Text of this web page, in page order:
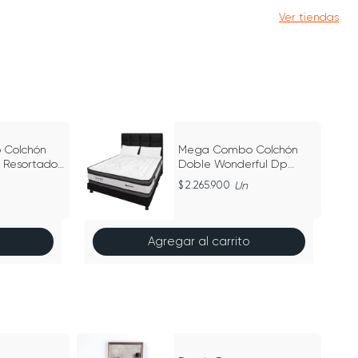
Ver tiendas
Mega Combo Colchón
Doble Wonderful Dp
Negro 140Cm X 190Cm
2.265.900 Un
Agregar al carrito